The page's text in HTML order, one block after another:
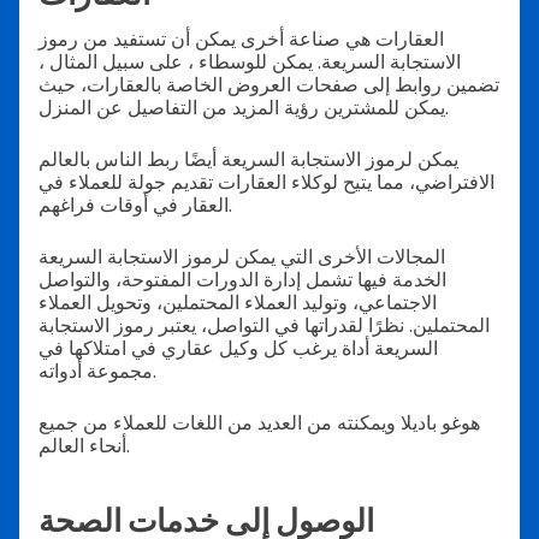
العقارات هي صناعة أخرى يمكن أن تستفيد من رموز
الاستجابة السريعة. يمكن للوسطاء ، على سبيل المثال ،
تضمين روابط إلى صفحات العروض الخاصة بالعقارات، حيث
يمكن للمشترين رؤية المزيد من التفاصيل عن المنزل.
يمكن لرموز الاستجابة السريعة أيضًا ربط الناس بالعالم
الافتراضي، مما يتيح لوكلاء العقارات تقديم جولة للعملاء في
العقار في أوقات فراغهم.
المجالات الأخرى التي يمكن لرموز الاستجابة السريعة
الخدمة فيها تشمل إدارة الدورات المفتوحة، والتواصل
الاجتماعي، وتوليد العملاء المحتملين، وتحويل العملاء
المحتملين. نظرًا لقدراتها في التواصل، يعتبر رموز الاستجابة
السريعة أداة يرغب كل وكيل عقاري في امتلاكها في
مجموعة أدواته.
هوغو باديلا ويمكنته من العديد من اللغات للعملاء من جميع
أنحاء العالم.
الوصول إلى خدمات الصحة